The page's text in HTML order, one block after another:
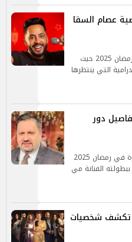
عصام السقا
مسلسل إش إش من المقرر عرضه في رمضان 2025 حيث
التي ينتظرها
دور
يخوض الفنان إدوارد تجربة جديدة ومثيرة في رمضان 2025
الفنانة مي
شخصيات